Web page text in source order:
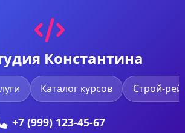
Константина
Каталог курсов Строй-
+7 (999) 123-45-67